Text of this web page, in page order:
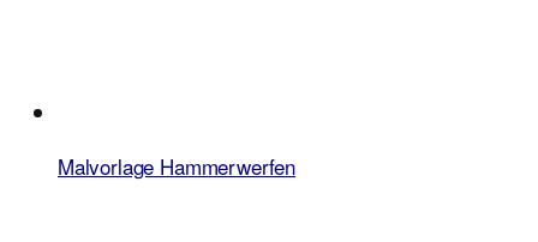
Malvorlage Hammerwerfen